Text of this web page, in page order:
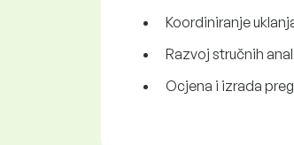
Koordiniranje
Razvoj stručnih
Ocjena i izrada